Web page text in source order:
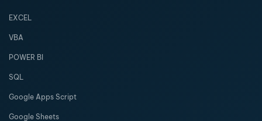
EXCEL
VBA
POWER BI
SQL
Google Apps Script
Google Sheets